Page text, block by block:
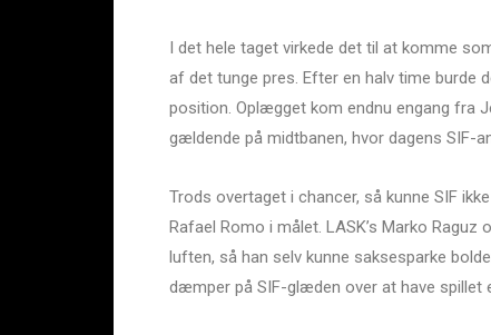
I det hele taget virkede det til at komme
af det tunge pres. Efter en halv time burde
position. Oplægget kom endnu engang fra
gældende på midtbanen, hvor dagens SIF-
Trods overtaget i chancer, så kunne SIF
Rafael Romo i målet. LASK’s Marko
luften, så han selv kunne saksesparke
dæmper på SIF-glæden over at have spillet